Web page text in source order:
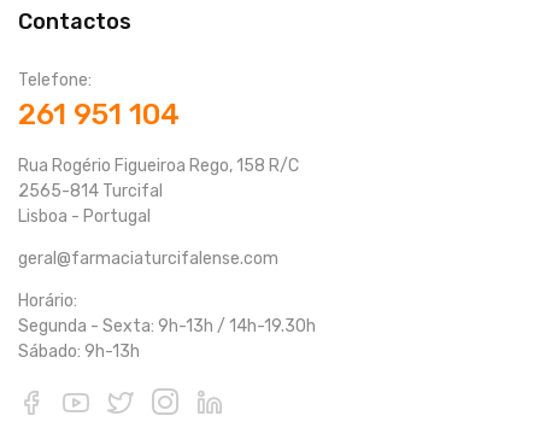
Contactos
Telefone:
261 951 104
Rua Rogério Figueiroa Rego, 158 R/C
2565-814 Turcifal
Lisboa - Portugal
geral@farmaciaturcifalense.com
Horário:
Segunda - Sexta: 9h-13h / 14h-19.30h
Sábado: 9h-13h